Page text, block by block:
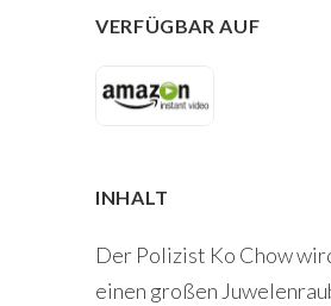
VERFÜGBAR AUF
INHALT
Der Polizist Ko Chow
einen großen